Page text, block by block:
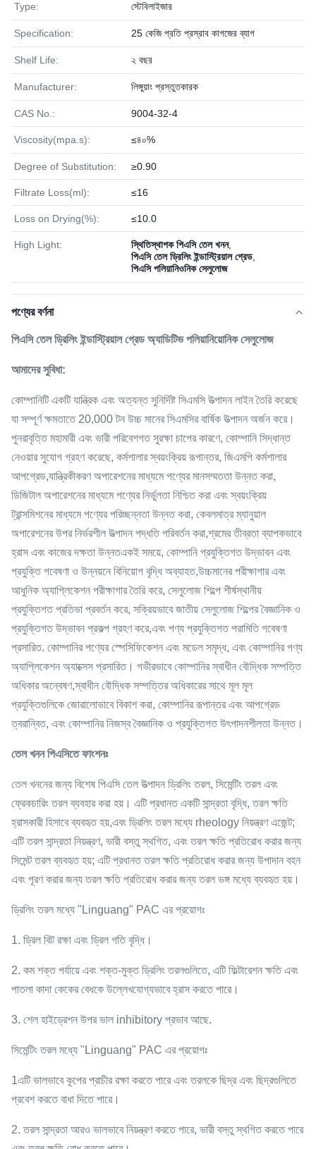
Type: স্টেবিলাইজার
Specification: 25 কেজি প্রতি প্রস্রাব কাগজের ব্যাগ
Shelf Life: ২ বছর
Manufacturer: লিঙ্গুয়াং প্রস্তুতকারক
CAS No.: 9004-32-4
Viscosity(mpa.s): ≤৪০%
Degree of Substitution: ≥0.90
Filtrate Loss(ml): ≤16
Loss on Drying(%): ≤10.0
High Light: স্থিতিস্থাপক পিএসি তেল খনন,
পিএসি তেল ড্রিলিং ইন্ডাস্ট্রিয়াল গ্রেড,
পিএসি পলিয়ানিওনিক সেলুলোজ
পণ্যের বর্ণনা
পিএসি তেল ড্রিলিং ইন্ডাস্ট্রিয়াল গ্রেড অ্যাডিটিভ পলিয়ানিয়োনিক সেলুলোজ
আমাদের সুবিধা:
কোম্পানিটি একটি যান্ত্রিক এবং অত্যন্ত সুনির্দিষ্ট সিএমসি উত্পাদন লাইন তৈরি করেছে
যা সম্পূর্ণ ক্ষমতাতে 20,000 টন উচ্চ মানের সিএমসির বার্ষিক উত্পাদন অর্জন করে।
পুনরাবৃত্তি মহামারী এবং ভারী পরিবেশগত সুরক্ষা চাপের কারণে, কোম্পানি সিদ্ধান্ত
নেওয়ার সুযোগ গ্রহণ করেছে, কর্মশালার স্বয়ংক্রিয় রূপান্তর, জিএমপি কর্মশালার
আপগ্রেড,যান্ত্রিকীকরণ অপারেশনের মাধ্যমে পণ্যের মানসম্মততা উন্নত করা,
ডিজিটাল অপারেশনের মাধ্যমে পণ্যের নির্ভুলতা নিশ্চিত করা এবং স্বয়ংক্রিয়
ট্রান্সমিশনের মাধ্যমে পণ্যের পরিচ্ছন্নতা উন্নত করা, কেবলমাত্র ম্যানুয়াল
অপারেশনের উপর নির্ভরশীল উত্পাদন পদ্ধতি পরিবর্তন করা,শ্রমের তীব্রতা ব্যাপকভাবে
হ্রাস এবং কাজের দক্ষতা উন্নতএকই সময়ে, কোম্পানি প্রযুক্তিগত উদ্ভাবন এবং
প্রযুক্তি গবেষণা ও উন্নয়নে বিনিয়োগ বৃদ্ধি অব্যাহত,উচ্চমানের পরীক্ষাগার এবং
আধুনিক অ্যাপ্লিকেশন পরীক্ষাগার তৈরি করে, সেলুলোজ শিল্পে শীর্ষস্থানীয়
প্রযুক্তিগত প্রতিভা প্রবর্তন করে, সক্রিয়ভাবে জাতীয় সেলুলোজ শিল্পের বৈজ্ঞানিক ও
প্রযুক্তিগত উদ্ভাবন প্রকল্প গ্রহণ করে,এবং পণ্য প্রযুক্তিগত পরামিতি গবেষণা
প্রসারিত. কোম্পানির পণ্যের স্পেসিফিকেশন এবং মডেল সমৃদ্ধ, এবং কোম্পানির পণ্য
অ্যাপ্লিকেশন অ্যাক্সেস প্রসারিত। গভীরভাবে কোম্পানির স্বাধীন বৌদ্ধিক সম্পত্তি
অধিকার অন্বেষণ,স্বাধীন বৌদ্ধিক সম্পত্তির অধিকারের সাথে মূল মূল
প্রযুক্তিগুলিকে জোরালোভাবে বিকাশ করা, কোম্পানির রূপান্তর এবং আপগ্রেড
ত্বরান্বিত, এবং কোম্পানির নিজস্ব বৈজ্ঞানিক ও প্রযুক্তিগত উৎপাদনশীলতা উন্নত।
তেল খনন পিএসিতে ফাংশনঃ
তেল খননের জন্য বিশেষ পিএসি তেল উত্পাদন ড্রিলিং তরল, সিমেন্টিং তরল এবং
ফ্রেকচারিং তরল ব্যবহার করা হয়। এটি প্রধানত একটি সান্দ্রতা বৃদ্ধি, তরল ক্ষতি
হ্রাসকারী হিসাবে ব্যবহৃত হয়,এবং ড্রিলিং তরল মধ্যে rheology নিয়ন্ত্রণ এজেন্ট;
এটি তরল সান্দ্রতা নিয়ন্ত্রণ, ভারী বস্তু স্থগিত, এবং তরল ক্ষতি প্রতিরোধ করার জন্য
সিমেন্ট তরল ব্যবহৃত হয়; এটি প্রধানত তরল ক্ষতি প্রতিরোধ করার জন্য উপাদান বহন
এবং পূরণ করার জন্য তরল ক্ষতি প্রতিরোধ করার জন্য তরল ভঙ্গ মধ্যে ব্যবহৃত হয়।
ড্রিলিং তরল মধ্যে "Linguang" PAC এর প্রয়োগঃ
1. ড্রিল বিট রক্ষা এবং ড্রিল গতি বৃদ্ধি।
2. কম শক্ত পর্যায়ে এবং শক্ত-মুক্ত ড্রিলিং তরলগুলিতে, এটি ফিল্টারেশন ক্ষতি এবং
পাতলা কাদা কেকের বেধকে উল্লেখযোগ্যভাবে হ্রাস করতে পারে।
3. শেল হাইড্রেশন উপর ভাল inhibitory প্রভাব আছে.
সিমেন্টিং তরল মধ্যে "Linguang" PAC এর প্রয়োগঃ
1এটি ভালভাবে কূপের প্রাচীর রক্ষা করতে পারে এবং তরলকে ছিদ্র এবং ছিদ্রগুলিতে
প্রবেশ করতে বাধা দিতে পারে।
2. তরল সান্দ্রতা আরও ভালভাবে নিয়ন্ত্রণ করতে পারে, ভারী বস্তু স্থগিত করতে পারে